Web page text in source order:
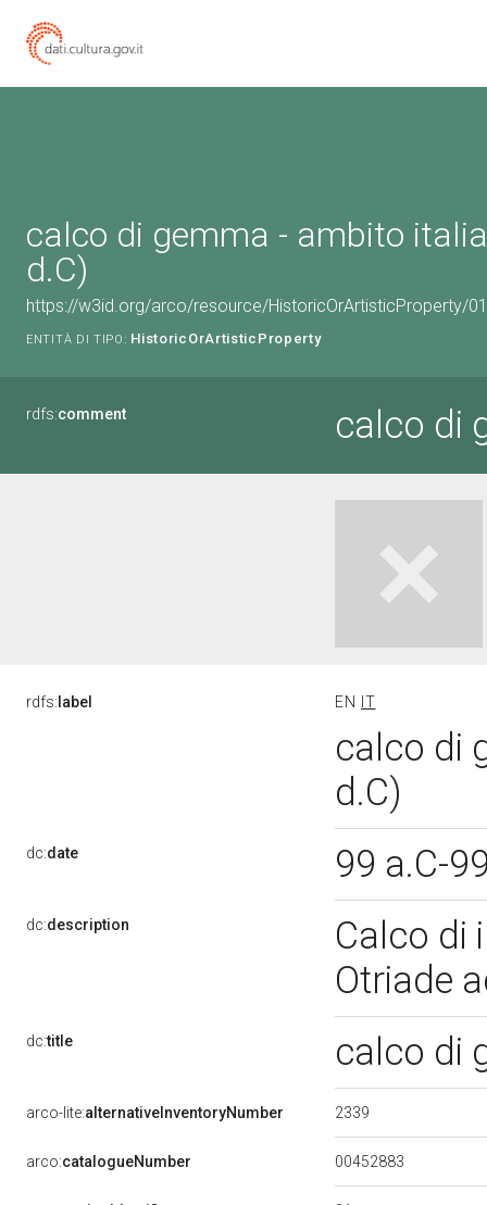
calco di gemma - ambito
d.C)
https://w3id.org/arco/resource/HistoricOrArtisticProperty/
ENTITÀ DI TIPO: HistoricOrArtisticProperty
rdfs:comment calco di
rdfs: label EN IT
calco di
d.C)
dc:date 99 a.C-
dc:description
Calco di
Otriade
dc:title calco di
arco-lite:alternativeInventoryNumber 2339
arco:catalogueNumber 00452883